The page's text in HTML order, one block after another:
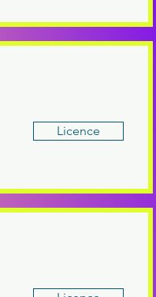
Licence